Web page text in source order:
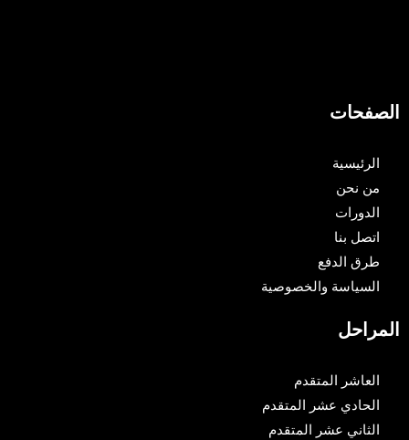
الصفحات
الرئيسية
من نحن
الدورات
اتصل بنا
طرق الدفع
السياسة والخصوصية
المراحل
العاشر المتقدم
الحادي عشر المتقدم
الثاني عشر المتقدم